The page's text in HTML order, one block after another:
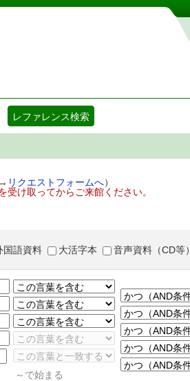
書検索・予約システム
レファレンス検索
リクエストフォームへ）
け取ってからご来館ください。
国語資料 大活字本 音声資料（CD等）
～で始まる